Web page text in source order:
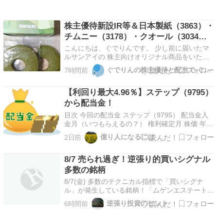
株主優待新設IR等＆日本製紙（3863）・
チムニー（3178）・クオール（3034）
株主優待到着
こんにちは、ぐでりんです。 少し前に届いたマ
ルサンアイの 株主向けオリジナル商品をいただ
いてみました。 SABULE33 MARUSAN SOY
MILK 前回はプレーンでしたが今年は抹茶味で
レです。 3枚入りで、1枚が結構大きいので…
7時間前 ぐでりんの株主優待と配当で ぐでぐでライフ
【利回り最大4.96％】ステップ（9795）
から配当金！
目次 今回の配当金 ステップ（9795） 配当金入
金月（いつもらえるの？） 権利確定月 株価 年間
予定配当金 年間予定配当金利回り 株主優待 株主
優待利回り 合計利回り コメント 決算どう？ 皆
いて投稿していきます。 今回の配当金 今…
2日前 億り人になるには
8/7 売られ過ぎ！逆張り的買いシグナル
多数の銘柄
8/7(金) 多数のテクニカル指標で「買いシグナ
ル」が発生している銘柄！「ムゲンエステート
(3299)に買いシグナル 8コ」「コスモスイニシア
(8844)に買いシグナル 8コ」「バルニバービ
6時間前 逆張り投資のヒント